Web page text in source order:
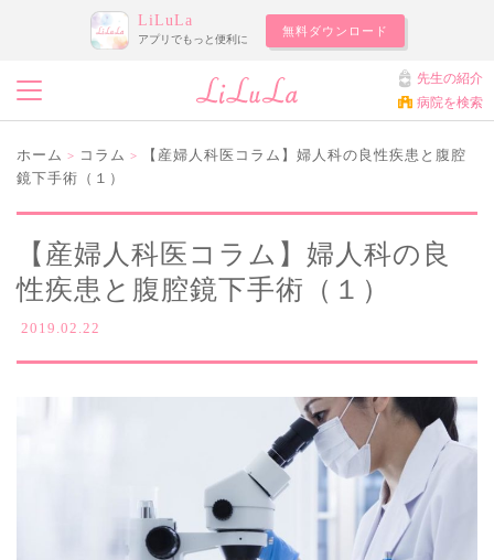
LiLuLa
アプリでもっと便利に
無料ダウンロード
先生の紹介
病院を検索
ホーム > コラム >
【産婦人科医コラム】婦人科の良性疾患と腹腔
鏡下手術（１）
【産婦人科医コラム】婦人科の良
性疾患と腹腔鏡下手術（１）
2019.02.22